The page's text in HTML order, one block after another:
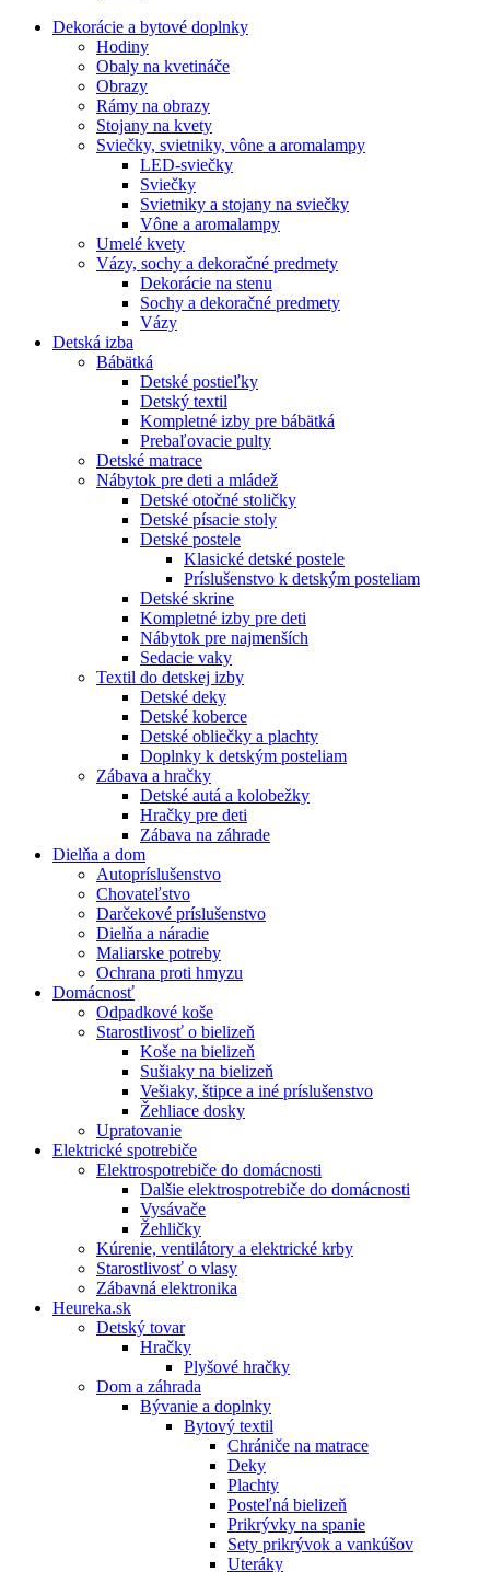
Dekorácie a bytové doplnky
Hodiny
Obaly na kvetináče
Obrazy
Rámy na obrazy
Stojany na kvety
Sviečky, svietniky, vône a aromalampy
LED-sviečky
Sviečky
Svietniky a stojany na sviečky
Vône a aromalampy
Umelé kvety
Vázy, sochy a dekoračné predmety
Dekorácie na stenu
Sochy a dekoračné predmety
Vázy
Detská izba
Bábätká
Detské postieľky
Detský textil
Kompletné izby pre bábätká
Prebaľovacie pulty
Detské matrace
Nábytok pre deti a mládež
Detské otočné stoličky
Detské písacie stoly
Detské postele
Klasické detské postele
Príslušenstvo k detským posteliam
Detské skrine
Kompletné izby pre deti
Nábytok pre najmenších
Sedacie vaky
Textil do detskej izby
Detské deky
Detské koberce
Detské obliečky a plachty
Doplnky k detským posteliam
Zábava a hračky
Detské autá a kolobežky
Hračky pre deti
Zábava na záhrade
Dielňa a dom
Autopríslušenstvo
Chovateľstvo
Darčekové príslušenstvo
Dielňa a náradie
Maliarske potreby
Ochrana proti hmyzu
Domácnosť
Odpadkové koše
Starostlivosť o bielizeň
Koše na bielizeň
Sušiaky na bielizeň
Vešiaky, štipce a iné príslušenstvo
Žehliace dosky
Upratovanie
Elektrické spotrebiče
Elektrospotrebiče do domácnosti
Dalšie elektrospotrebiče do domácnosti
Vysávače
Žehličky
Kúrenie, ventilátory a elektrické krby
Starostlivosť o vlasy
Zábavná elektronika
Heureka.sk
Detský tovar
Hračky
Plyšové hračky
Dom a záhrada
Bývanie a doplnky
Bytový textil
Chrániče na matrace
Deky
Plachty
Posteľná bielizeň
Prikrývky na spanie
Sety prikrývok a vankúšov
Uteráky